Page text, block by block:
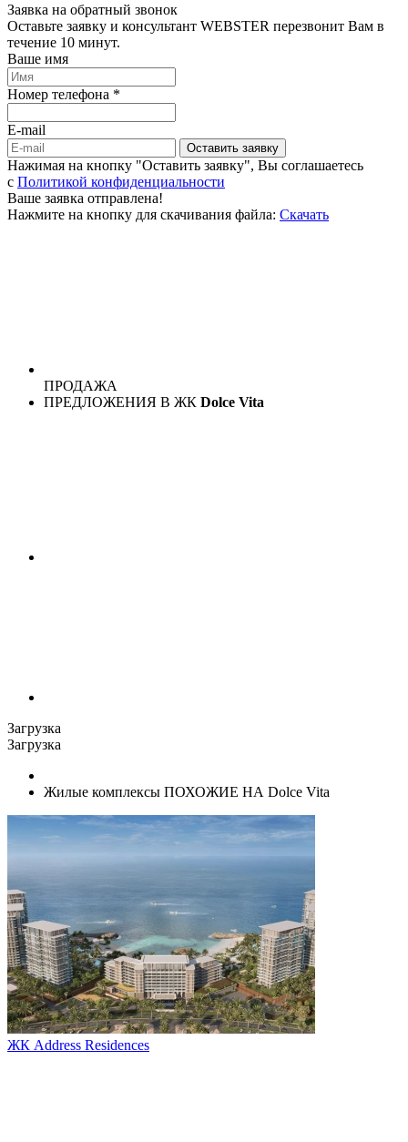
Заявка на обратный звонок
Оставьте заявку и консультант WEBSTER перезвонит Вам в
течение 10 минут.
Ваше имя
Номер телефона *
E-mail
Оставить заявку
Нажимая на кнопку "Оставить заявку", Вы соглашаетесь
c Политикой конфиденциальности
Ваше заявка отправлена!
Нажмите на кнопку для скачивания файла: Скачать
ПРОДАЖА
ПРЕДЛОЖЕНИЯ В ЖК Dolce Vita
Загрузка
Загрузка
Жилые комплексы ПОХОЖИЕ НА Dolce Vita
ЖК Address Residences